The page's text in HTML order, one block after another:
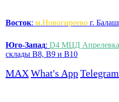
Восток: м.Новогиреево г.
Юго-Запад: D4 МЦД Апрелевка
склады B8, B9 и B10
MAXWhat's AppTelegram